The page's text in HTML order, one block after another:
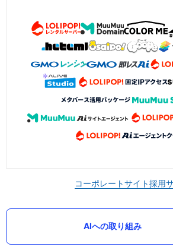
コーポレートサイト採用
AIへの取り組み